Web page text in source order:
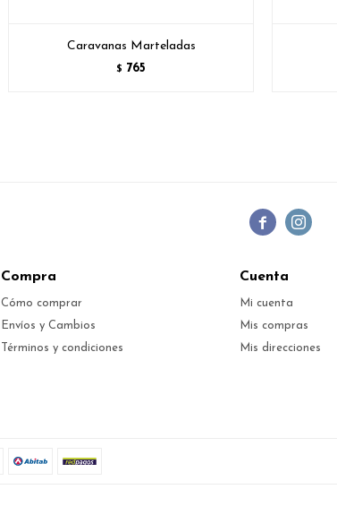
Caravanas Marteladas
$ 765
 
Compra
Cómo comprar
Envíos y Cambios
Términos y condiciones
Cuenta
Mi cuenta
Mis compras
Mis direcciones